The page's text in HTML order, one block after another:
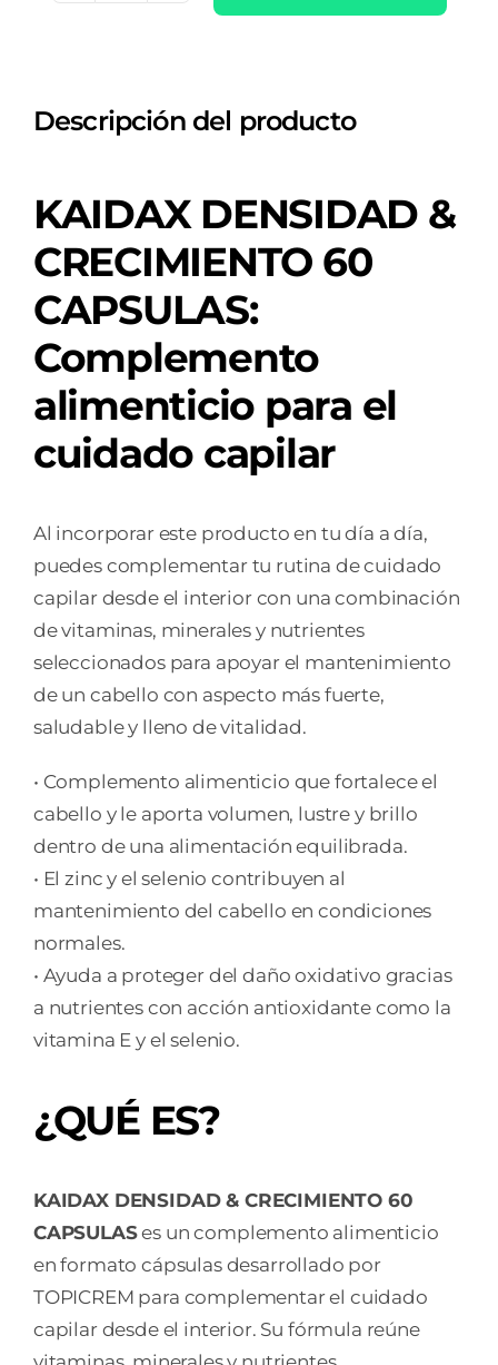
DENSIDAD
60
Descripción del producto
KAIDAX DENSIDAD &
CRECIMIENTO 60
CAPSULAS:
Complemento
alimenticio para el
cuidado capilar
Al incorporar este producto en tu día a día,
puedes complementar tu rutina de cuidado
capilar desde el interior con una combinación
de vitaminas, minerales y nutrientes
seleccionados para apoyar el mantenimiento
de un cabello con aspecto más fuerte,
saludable y lleno de vitalidad.
• Complemento alimenticio que fortalece el
cabello y le aporta volumen, lustre y brillo
dentro de una alimentación equilibrada.
• El zinc y el selenio contribuyen al
mantenimiento del cabello en condiciones
normales.
• Ayuda a proteger del daño oxidativo gracias
a nutrientes con acción antioxidante como la
vitamina E y el selenio.
¿QUÉ ES?
KAIDAX DENSIDAD & CRECIMIENTO 60
CAPSULASes un complemento alimenticio
en formato cápsulas desarrollado por
TOPICREM para complementar el cuidado
capilar desde el interior. Su fórmula reúne